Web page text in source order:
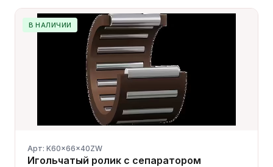
В НАЛИЧИИ
Арт: K60x66x40ZW
Игольчатый ролик с сепаратором